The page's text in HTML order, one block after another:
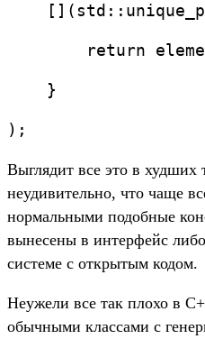
return
    }
);
Выглядит все это в
неудивительно, что чаще
нормальными подобные
вынесены в интерфейс
системе с открытым кодом.
Неужели все так плохо в
обычными классами с